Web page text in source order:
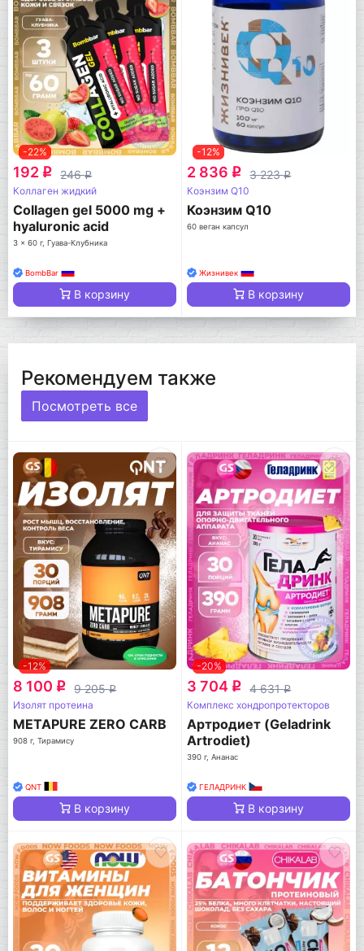
-22%
192 q 246q
Коллаген жидкий
Collagen gel 5000 mg +
hyaluronic acid
3 x 60 г, Гуава-Клубника
BombBar
В корзину
-12%
2 836 q 3 223q
Коэнзим Q10
Коэнзим Q10
60 веган капсул
Жизнивек
В корзину
Рекомендуем также
Посмотреть все
-12%
8 100 q 9 205q
Изолят протеина
METAPURE ZERO CARB
908 г, Тирамису
QNT
В корзину
-20%
3 704 q 4 631q
Комплекс хондропротекторов
Артродиет (Geladrink
Artrodiet)
390 г, Ананас
ГЕЛАДРИНК
В корзину